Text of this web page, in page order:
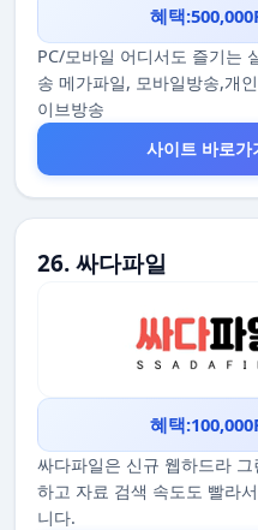
혜택
PC/모바일 어디서도 즐기는
송 메가파일, 모바일방송,개
이브방송
사이트 바로가
26. 싸다파일
혜택
싸다파일은 신규 웹하드라
하고 자료 검색 속도도 빨라
니다.